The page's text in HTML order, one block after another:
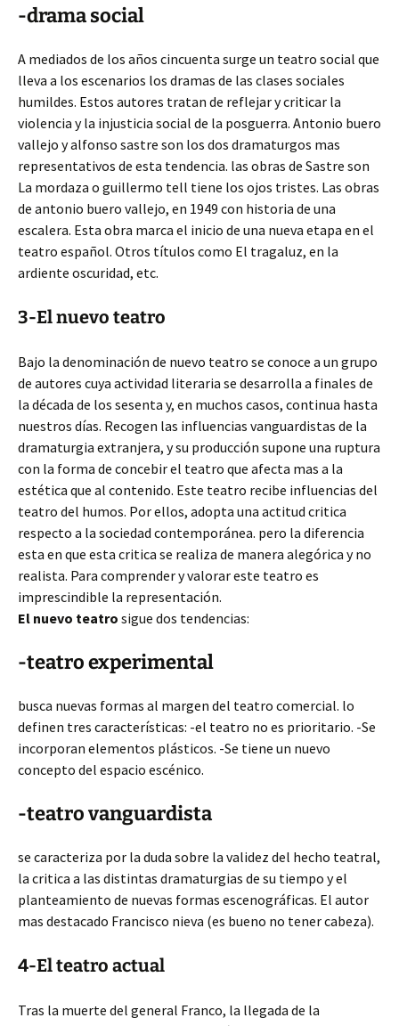
-drama social
A mediados de los años cincuenta surge un teatro social que
lleva a los escenarios los dramas de las clases sociales
humildes. Estos autores tratan de reflejar y criticar la
violencia y la injusticia social de la posguerra. Antonio buero
vallejo y alfonso sastre son los dos dramaturgos mas
representativos de esta tendencia. las obras de Sastre son
La mordaza o guillermo tell tiene los ojos tristes. Las obras
de antonio buero vallejo, en 1949 con historia de una
escalera. Esta obra marca el inicio de una nueva etapa en el
teatro español. Otros títulos como El tragaluz, en la
ardiente oscuridad, etc.
3-El nuevo teatro
Bajo la denominación de nuevo teatro se conoce a un grupo
de autores cuya actividad literaria se desarrolla a finales de
la década de los sesenta y, en muchos casos, continua hasta
nuestros días. Recogen las influencias vanguardistas de la
dramaturgia extranjera, y su producción supone una ruptura
con la forma de concebir el teatro que afecta mas a la
estética que al contenido. Este teatro recibe influencias del
teatro del humos. Por ellos, adopta una actitud critica
respecto a la sociedad contemporánea. pero la diferencia
esta en que esta critica se realiza de manera alegórica y no
realista. Para comprender y valorar este teatro es
imprescindible la representación.
El nuevo teatro sigue dos tendencias:
-teatro experimental
busca nuevas formas al margen del teatro comercial. lo
definen tres características: -el teatro no es prioritario. -Se
incorporan elementos plásticos. -Se tiene un nuevo
concepto del espacio escénico.
-teatro vanguardista
se caracteriza por la duda sobre la validez del hecho teatral,
la critica a las distintas dramaturgias de su tiempo y el
planteamiento de nuevas formas escenográficas. El autor
mas destacado Francisco nieva (es bueno no tener cabeza).
4-El teatro actual
Tras la muerte del general Franco, la llegada de la